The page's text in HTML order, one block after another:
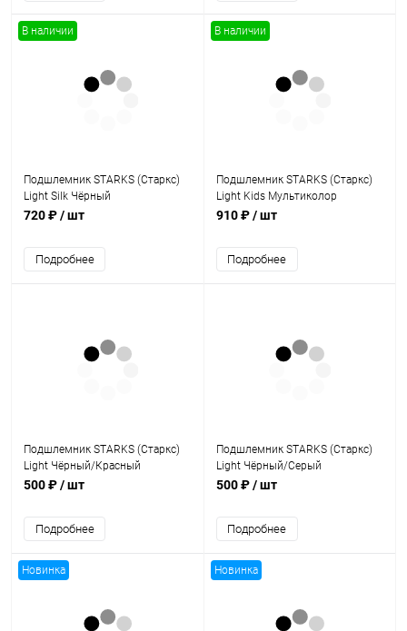
В наличии
Подшлемник STARKS (Старкс)
Light Silk Чёрный
720 ₽/ шт
Подробнее
В наличии
Подшлемник STARKS (Старкс)
Light Kids Мультиколор
910 ₽/ шт
Подробнее
Подшлемник STARKS (Старкс)
Light Чёрный/Красный
500 ₽/ шт
Подробнее
Подшлемник STARKS (Старкс)
Light Чёрный/Серый
500 ₽/ шт
Подробнее
Новинка Новинка